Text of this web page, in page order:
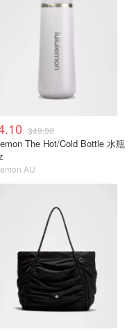
$49.00
The Hot/Cold Bottle 水瓶
AU